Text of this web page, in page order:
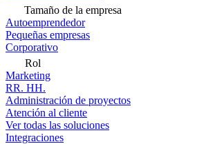
Tamaño de la empresa
Autoemprendedor
Pequeñas empresas
Corporativo
Rol
Marketing
RR. HH.
Administración de proyectos
Atención al cliente
Ver todas las soluciones
Integraciones